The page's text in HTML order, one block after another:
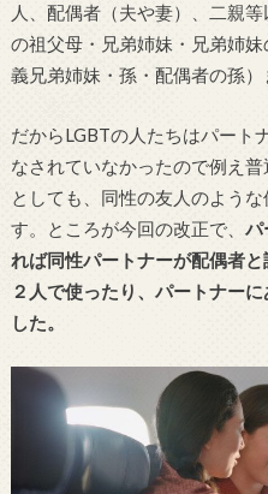
人、配偶者（夫や妻）、二親
の祖父母・兄弟姉妹・兄弟姉
義兄弟姉妹・孫・配偶者の孫）
だからLGBTの人たちはパート
なされていなかったので例え
としても、同性の友人のよう
す。ところが今回の改正で、 パ
れば同性パートナーが配偶者
２人で使ったり、パートナー
した。